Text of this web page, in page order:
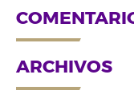
ARCHIVOS